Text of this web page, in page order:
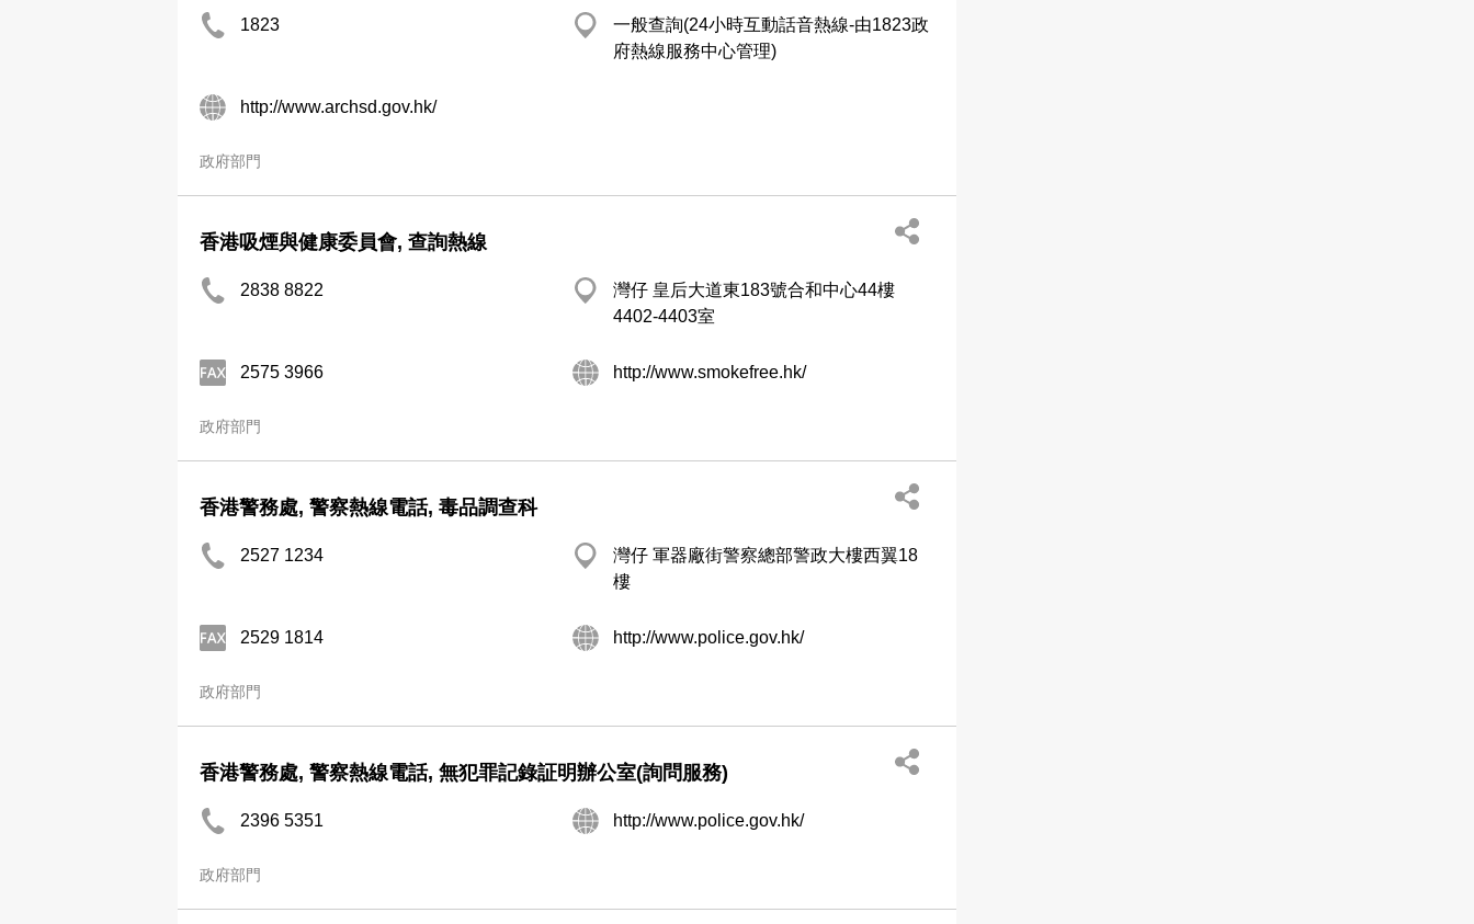
1823
一般查詢(24小時互動話音熱線-由1823政
府熱線服務中心管理)
http://www.archsd.gov.hk/
政府部門
香港吸煙與健康委員會, 查詢熱線
2838 8822
灣仔 皇后大道東183號合和中心44樓
4402-4403室
2575 3966 http://www.smokefree.hk/
政府部門
香港警務處, 警察熱線電話, 毒品調查科
2527 1234
灣仔 軍器廠街警察總部警政大樓西翼18
樓
2529 1814 http://www.police.gov.hk/
政府部門
香港警務處, 警察熱線電話, 無犯罪記錄証明辦公室(詢問服務)
2396 5351 http://www.police.gov.hk/
政府部門